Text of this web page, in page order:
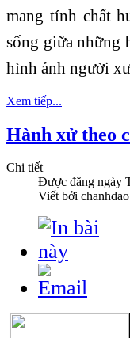
mang tính chất
sống giữa những
hình ảnh người
Xem tiếp...
Hành xử theo
Chi tiết
Được đăng ngày
Viết bởi chanhdao